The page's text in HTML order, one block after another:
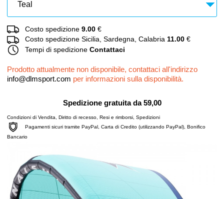
Costo spedizione 9.00 €
Costo spedizione Sicilia, Sardegna, Calabria 11.00 €
Tempi di spedizione Contattaci
Prodotto attualmente non disponibile, contattaci all'indirizzo
info@dlmsport.com per informazioni sulla disponibilità.
Spedizione gratuita da 59,00
Condizioni di Vendita Diritto di recesso Resi e rimborsi Spedizioni
Pagamenti sicuri tramite PayPal, Carta di Credito (utilizzando PayPal), Bonifico
Bancario